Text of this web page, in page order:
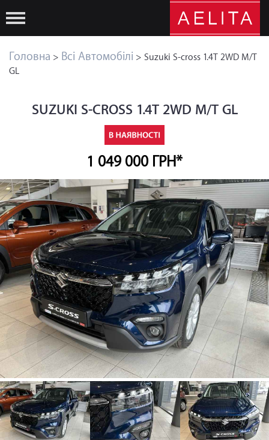
Головна > Всі Автомобілі > Suzuki S-cross 1.4T 2WD M/T
GL
SUZUKI S-CROSS 1.4T 2WD M/T GL
1 049 000 ГРН*